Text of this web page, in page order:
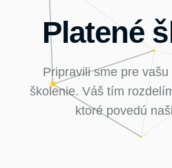
Platené
Pripravili sme pre
školenie. Váš tím
ktoré povedú